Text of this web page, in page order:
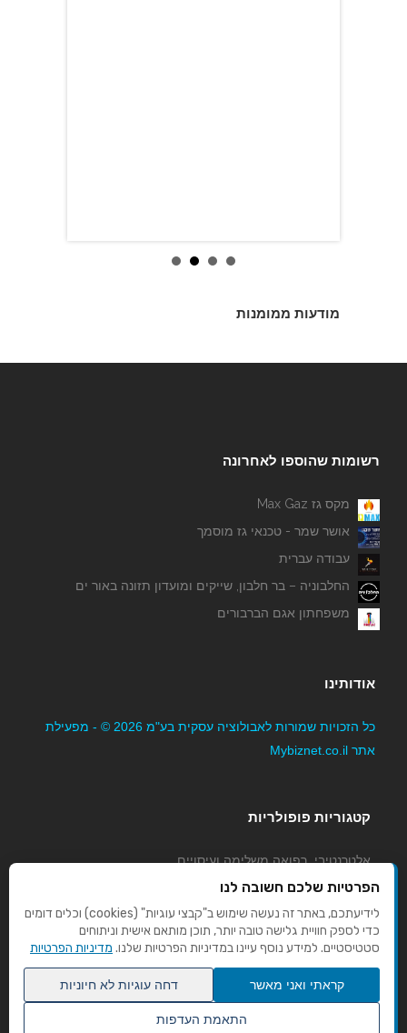
מודעות ממומנות
רשומות שהוספו לאחרונה
מקס גז Max Gaz
אושר שמר - טכנאי גז מוסמך
עבודה עברית
החלבוניה – בר חלבון, שייקים ומועדון תזונה באור ים
משפחתון אגם הברבורים
אודותינו
כל הזכויות שמורות לאבולוציה עסקית בע"מ 2026 © - מפעילת
אתר Mybiznet.co.il
קטגוריות פופולריות
אלטרנטיבי, רפואה משלימה ועיסויים
גני ילדים, משפחתונים וצהרונים
קוסמטיקה טיפוח ויופי
מורים לנהיגה
הפרטיות שלכם חשובה לנו
לידיעתכם, באתר זה נעשה שימוש ב"קבצי עוגיות" (cookies) וכלים דומים
כדי לספק חוויית גלישה טובה יותר, תוכן מותאם אישית וניתוחים
סטטיסטיים. למידע נוסף עיינו במדיניות הפרטיות שלנו. מדיניות הפרטיות
קראתי ואני מאשר דחה עוגיות לא חיוניות
התאמת העדפות